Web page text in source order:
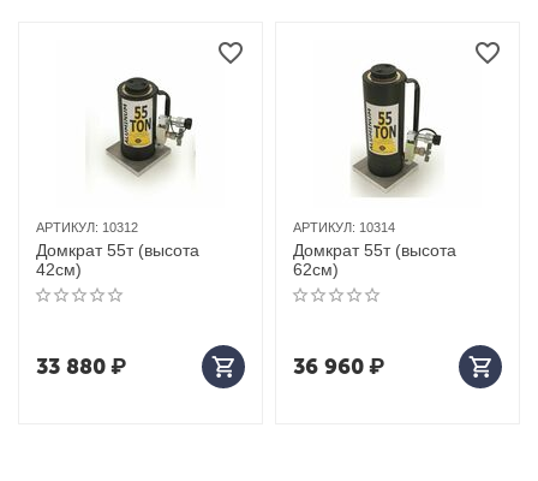
АРТИКУЛ: 10312
Домкрат 55т (высота
42см)
33 880₽
АРТИКУЛ: 10314
Домкрат 55т (высота
62см)
36 960₽